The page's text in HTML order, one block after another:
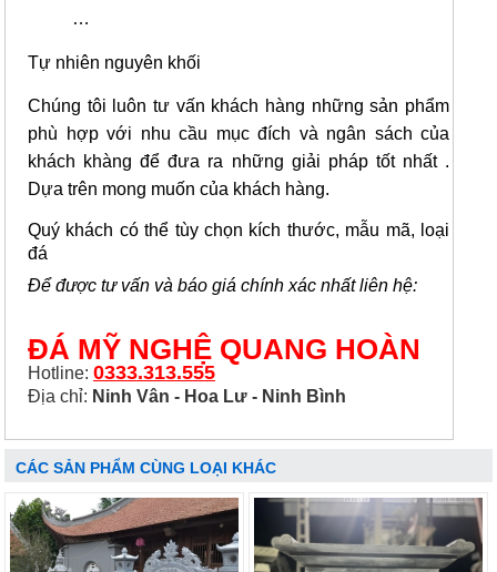
…
Tự nhiên nguyên khối
Chúng tôi luôn tư vấn khách hàng những sản phẩm
phù hợp với nhu cầu mục đích và ngân sách của
khách khàng để đưa ra những giải pháp tốt nhất .
Dựa trên mong muốn của khách hàng.
Quý khách có thể tùy chọn kích thước, mẫu mã, loại
đá
Để được tư vấn và báo giá chính xác nhất liên hệ:
ĐÁ MỸ NGHỆ QUANG HOÀN
Hotline: 0333.313.555
Địa chỉ: Ninh Vân - Hoa Lư - Ninh Bình
CÁC SẢN PHẨM CÙNG LOẠI KHÁC